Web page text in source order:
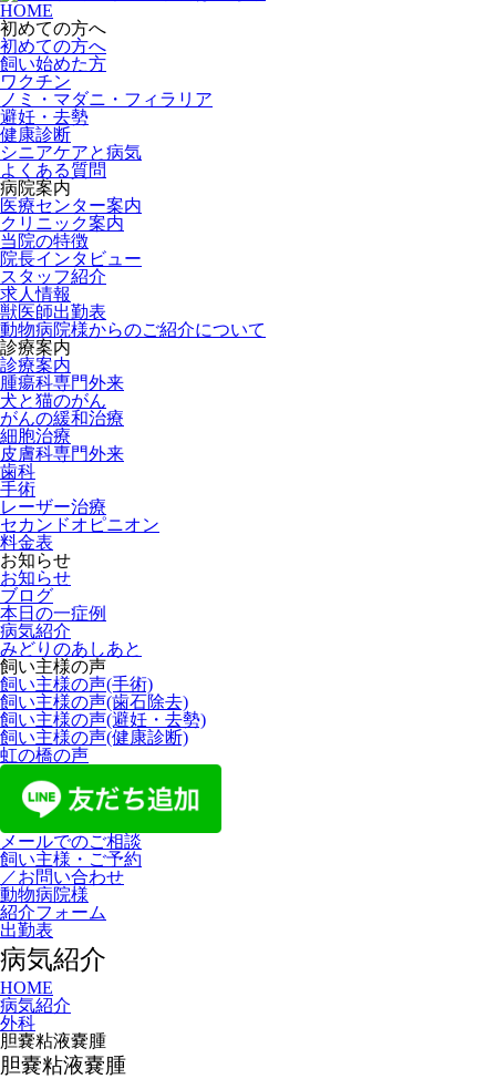
HOME
初めての方へ
初めての方へ
飼い始めた方
ワクチン
ノミ・マダニ・フィラリア
避妊・去勢
健康診断
シニアケアと病気
よくある質問
病院案内
医療センター案内
クリニック案内
当院の特徴
院長インタビュー
スタッフ紹介
求人情報
獣医師出勤表
動物病院様からのご紹介について
診療案内
診療案内
腫瘍科専門外来
犬と猫のがん
がんの緩和治療
細胞治療
皮膚科専門外来
歯科
手術
レーザー治療
セカンドオピニオン
料金表
お知らせ
お知らせ
ブログ
本日の一症例
病気紹介
みどりのあしあと
飼い主様の声
飼い主様の声(手術)
飼い主様の声(歯石除去)
飼い主様の声(避妊・去勢)
飼い主様の声(健康診断)
虹の橋の声
メールでのご相談
飼い主様・ご予約
／お問い合わせ
動物病院様
紹介フォーム
出勤表
病気紹介
HOME
病気紹介
外科
胆嚢粘液嚢腫
胆嚢粘液嚢腫